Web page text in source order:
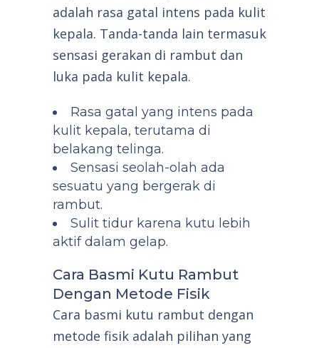
adalah rasa gatal intens pada kulit
kepala. Tanda-tanda lain termasuk
sensasi gerakan di rambut dan
luka pada kulit kepala.
Rasa gatal yang intens pada
kulit kepala, terutama di
belakang telinga.
Sensasi seolah-olah ada
sesuatu yang bergerak di
rambut.
Sulit tidur karena kutu lebih
aktif dalam gelap.
Cara Basmi Kutu Rambut
Dengan Metode Fisik
Cara basmi kutu rambut dengan
metode fisik adalah pilihan yang